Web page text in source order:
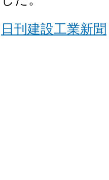
日刊建設工業新聞